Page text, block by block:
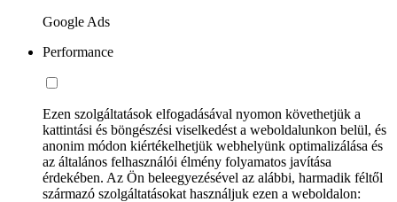
Google Ads
Performance
Ezen szolgáltatások elfogadásával nyomon követhetjük a
kattintási és böngészési viselkedést a weboldalunkon belül, és
anonim módon kiértékelhetjük webhelyünk optimalizálása és
az általános felhasználói élmény folyamatos javítása
érdekében. Az Ön beleegyezésével az alábbi, harmadik féltől
származó szolgáltatásokat használjuk ezen a weboldalon: